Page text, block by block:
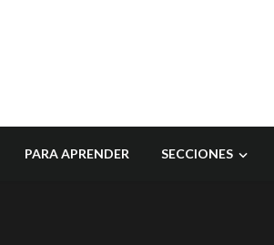
PARA APRENDER SECCIONES